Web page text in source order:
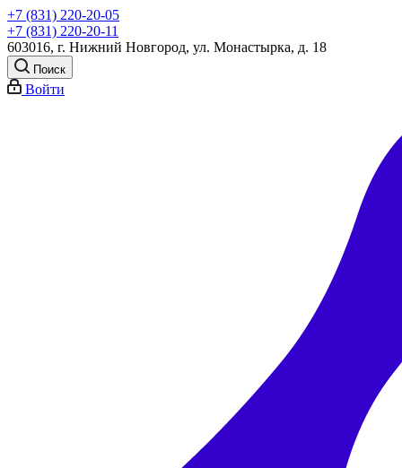
+7 (831) 220-20-05
+7 (831) 220-20-11
603016, г. Нижний Новгород, ул. Монастырка, д. 18
Поиск
Войти